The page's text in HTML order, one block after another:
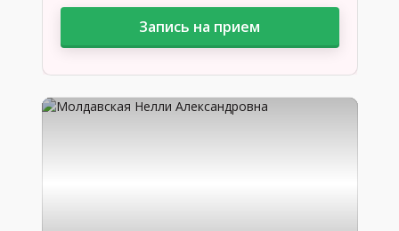
Запись на прием